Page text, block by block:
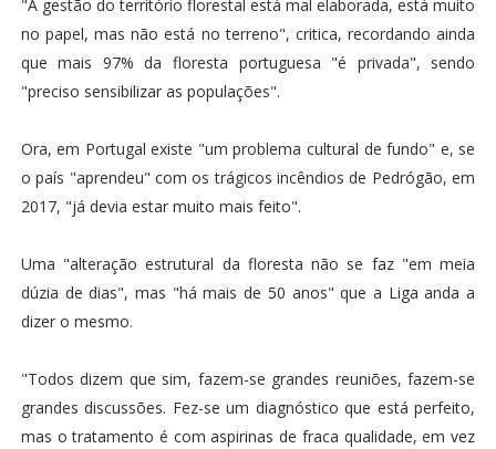
"A gestão do território florestal está mal elaborada, está muito
no papel, mas não está no terreno", critica, recordando ainda
que mais 97% da floresta portuguesa "é privada", sendo
"preciso sensibilizar as populações".
Ora, em Portugal existe "um problema cultural de fundo" e, se
o país "aprendeu" com os trágicos incêndios de Pedrógão, em
2017, "já devia estar muito mais feito".
Uma "alteração estrutural da floresta não se faz "em meia
dúzia de dias", mas "há mais de 50 anos" que a Liga anda a
dizer o mesmo.
"Todos dizem que sim, fazem-se grandes reuniões, fazem-se
grandes discussões. Fez-se um diagnóstico que está perfeito,
mas o tratamento é com aspirinas de fraca qualidade, em vez